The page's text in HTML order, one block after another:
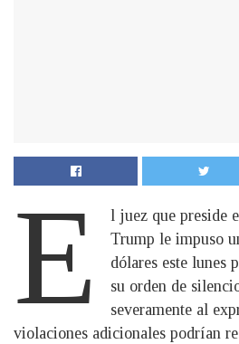
E
l juez que preside
Trump le impuso
dólares este lunes
su orden de
severamente al
violaciones adicionales podrían